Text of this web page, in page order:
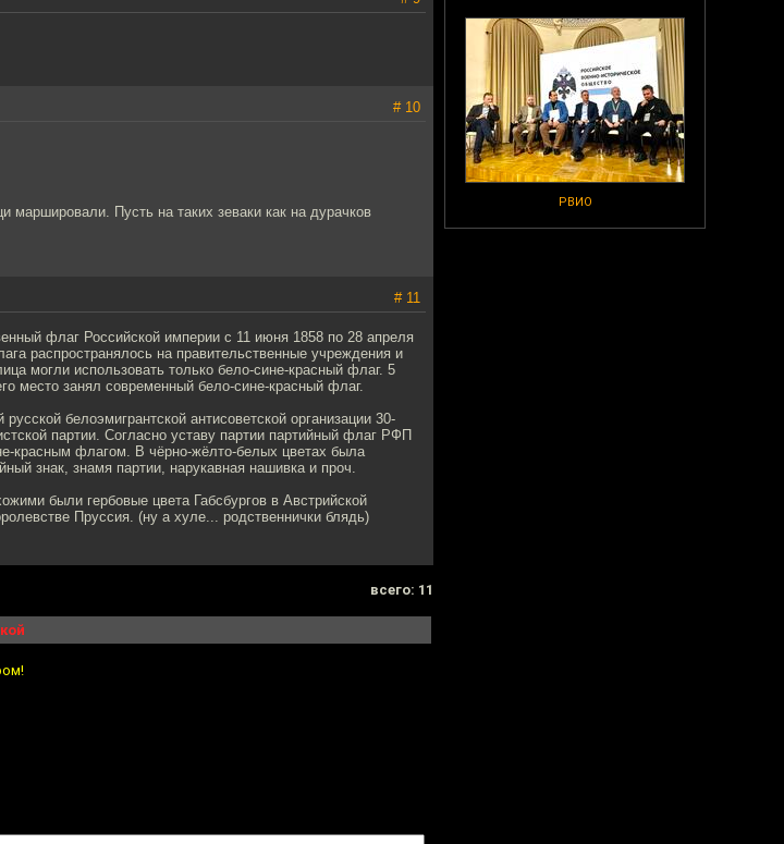
РВИО
# 10
маршировали. Пусть на таких зеваки как на дурачков
# 11
флаг Российской империи с 11 июня 1858 по 28 апреля
распространялось на правительственные учреждения и
могли использовать только бело-сине-красный флаг. 5
место занял современный бело-сине-красный флаг.
белоэмигрантской антисоветской организации 30-
партии. Согласно уставу партии партийный флаг РФП
красным флагом. В чёрно-жёлто-белых цветах была
знак, знамя партии, нарукавная нашивка и проч.
были гербовые цвета Габсбургов в Австрийской
Пруссия. (ну а хуле... родственнички блядь)
всего: 11